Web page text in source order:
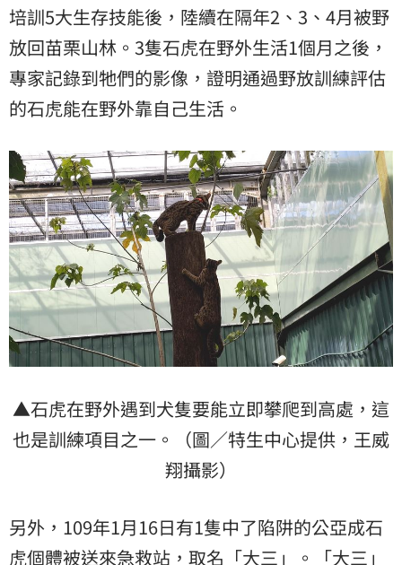
培訓5大生存技能後，陸續在隔年2、3、4月被野
放回苗栗山林。3隻石虎在野外生活1個月之後，
專家記錄到牠們的影像，證明通過野放訓練評估
的石虎能在野外靠自己生活。
▲石虎在野外遇到犬隻要能立即攀爬到高處，這
也是訓練項目之一。（圖／特生中心提供，王威
翔攝影）
另外，109年1月16日有1隻中了陷阱的公亞成石
虎個體被送來急救站，取名「大三」。「大三」